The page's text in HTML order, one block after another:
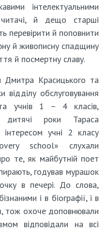
інтелектуальними
й дещо старші
перевірити й поповнити
й живописну спадщину
й посмертну славу.
Дмитра Красицького та
відділу обслуговування
учнів 1 – 4 класів,
дитячі роки Тараса
учні 2 класу
school» слухали
те, як майбутній поет
годував мурашок
в печері. До слова,
і в біографії, і в
тож охоче доповнювали
відповідали на всі